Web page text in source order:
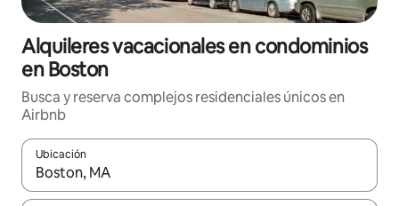
Alquileres vacacionales en condominios
en Boston
Busca y reserva complejos residenciales únicos en
Airbnb
Ubicación
Cuando los resultados estén disponibles, navega con las